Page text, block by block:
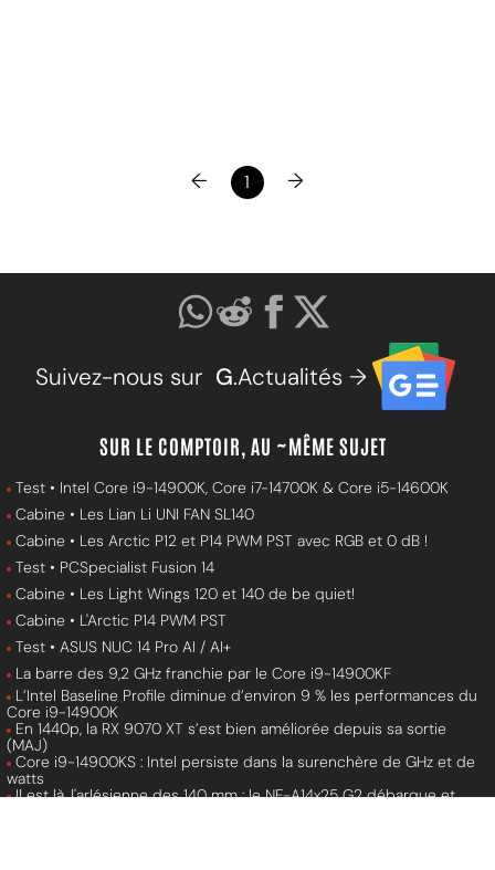
← 1 →
Suivez-nous sur G.Actualités →
SUR LE COMPTOIR, AU ~MÊME SUJET
Test • Intel Core i9-14900K, Core i7-14700K & Core i5-14600K
Cabine • Les Lian Li UNI FAN SL140
Cabine • Les Arctic P12 et P14 PWM PST avec RGB et 0 dB !
Test • PCSpecialist Fusion 14
Cabine • Les Light Wings 120 et 140 de be quiet!
Cabine • L'Arctic P14 PWM PST
Test • ASUS NUC 14 Pro AI / AI+
La barre des 9,2 GHz franchie par le Core i9-14900KF
L’Intel Baseline Profile diminue d’environ 9 % les performances du
Core i9-14900K
En 1440p, la RX 9070 XT s’est bien améliorée depuis sa sortie
(MAJ)
Core i9-14900KS : Intel persiste dans la surenchère de GHz et de
watts
Il est là, l'arlésienne des 140 mm : le NF-A14x25 G2 débarque et